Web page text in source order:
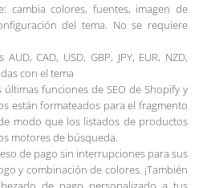
cambia colores, fuentes, imagen de
del tema. No se requiere
CAD, USD, GBP, JPY, EUR, NZD,
con el tema
últimas funciones de SEO de Shopify y
están formateados para el fragmento
modo que los listados de productos
motores de búsqueda.
de pago sin interrupciones para sus
y combinación de colores. ¡También